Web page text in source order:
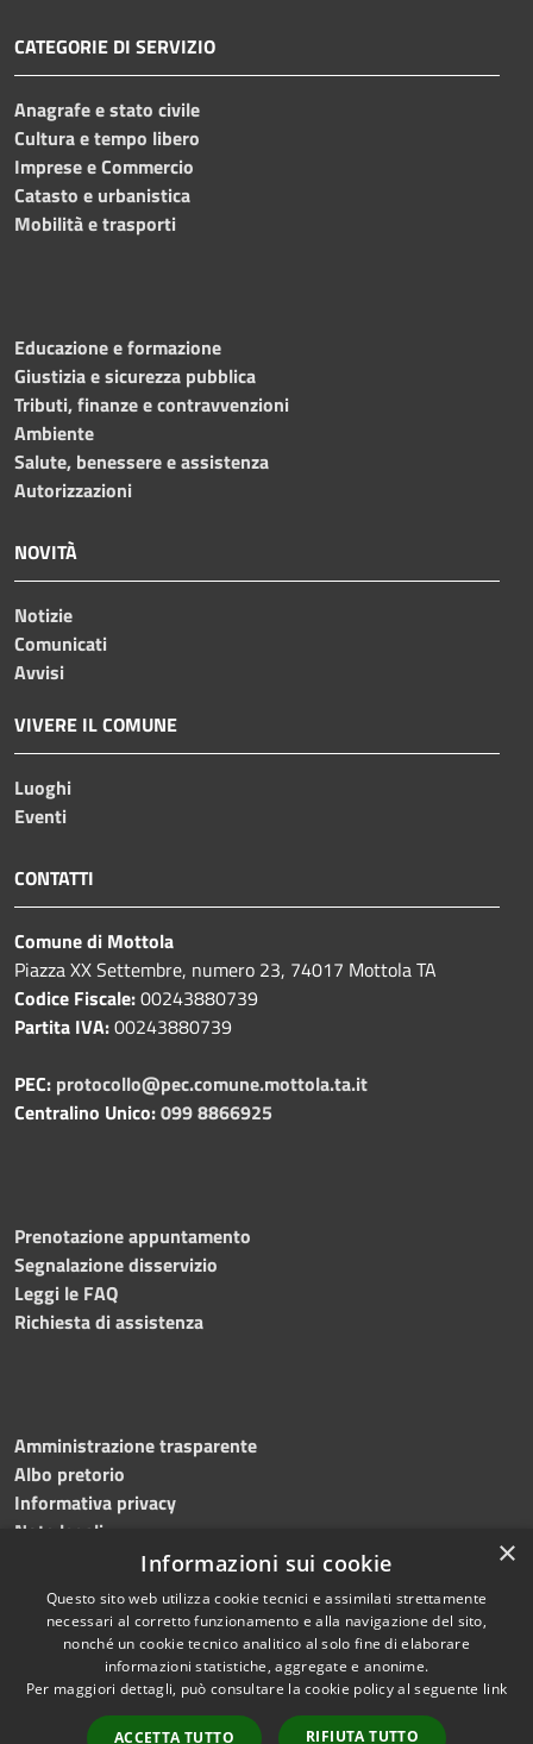
CATEGORIE DI SERVIZIO
Anagrafe e stato civile
Cultura e tempo libero
Imprese e Commercio
Catasto e urbanistica
Mobilità e trasporti
Educazione e formazione
Giustizia e sicurezza pubblica
Tributi, finanze e contravvenzioni
Ambiente
Salute, benessere e assistenza
Autorizzazioni
NOVITÀ
Notizie
Comunicati
Avvisi
VIVERE IL COMUNE
Luoghi
Eventi
CONTATTI
Comune di Mottola
Piazza XX Settembre, numero 23, 74017 Mottola TA
Codice Fiscale:00243880739
Partita IVA:00243880739
PEC: protocollo@pec.comune.mottola.ta.it
Centralino Unico:099 8866925
Prenotazione appuntamento
Segnalazione disservizio
Leggi le FAQ
Richiesta di assistenza
Amministrazione trasparente
Albo pretorio
Informativa privacy
Note legali
Dichiarazione di accessibilità
Accessibilità
Copyright © 2026 • Comune di
Mottola • Powered by
Municipium• Accesso
×
Informazioni sui cookie
Questo sito web utilizza cookie tecnici e assimilati strettamente
necessari al corretto funzionamento e alla navigazione del sito,
nonché un cookie tecnico analitico al solo fine di elaborare
informazioni statistiche, aggregate e anonime.
Per maggiori dettagli, può consultare la cookie policy al seguente link
ACCETTA TUTTO RIFIUTA TUTTO